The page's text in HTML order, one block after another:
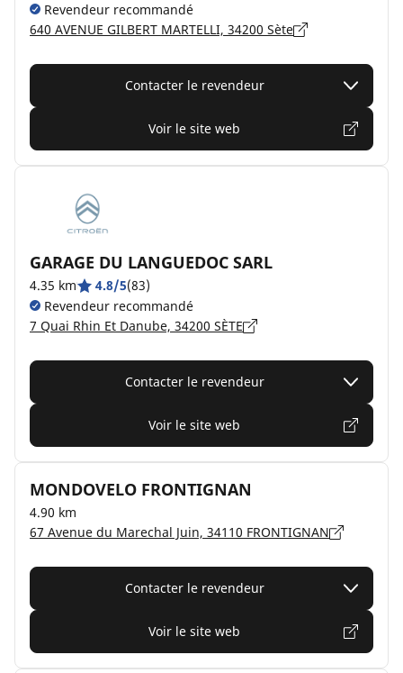
Revendeur recommandé
640 AVENUE GILBERT MARTELLI, 34200 Sète
Contacter le revendeur
Voir le site web
GARAGE DU LANGUEDOC SARL
4.35 km 4.8/5(83)
Revendeur recommandé
7 Quai Rhin Et Danube, 34200 SÈTE
Contacter le revendeur
Voir le site web
MONDOVELO FRONTIGNAN
4.90 km
67 Avenue du Marechal Juin, 34110 FRONTIGNAN
Contacter le revendeur
Voir le site web